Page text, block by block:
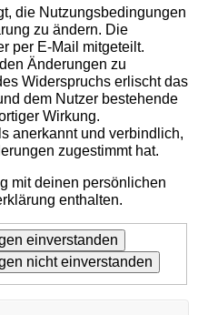
die Nutzungsbedingungen
zu ändern. Die
per E-Mail mitgeteilt.
Änderungen zu
Widerspruchs erlischt das
dem Nutzer bestehende
Wirkung.
anerkannt und verbindlich,
zugestimmt hat.
mit deinen persönlichen
enthalten.